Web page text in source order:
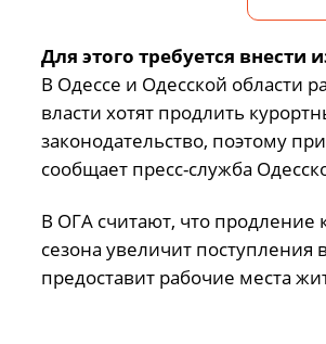
Для этого требуется внести
В Одессе и Одесской области
власти хотят продлить
законодательство, поэтому
сообщает пресс-служба
В ОГА считают, что продление
сезона увеличит поступления
предоставит рабочие места